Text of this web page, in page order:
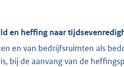
en heffing naar
en van bedrijfsruimten als
bij de aanvang van de